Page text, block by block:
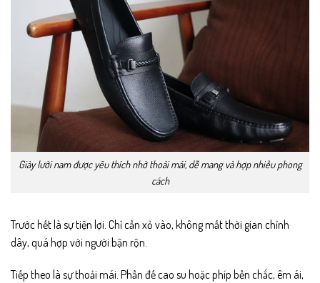
Giày lười nam được yêu thích nhờ thoải mái, dễ mang và hợp nhiều phong
cách
Trước hết là sự tiện lợi. Chỉ cần xỏ vào, không mất thời gian chỉnh
dây, quá hợp với người bận rộn.
Tiếp theo là sự thoải mái. Phần đế cao su hoặc phíp bền chắc, êm ái,